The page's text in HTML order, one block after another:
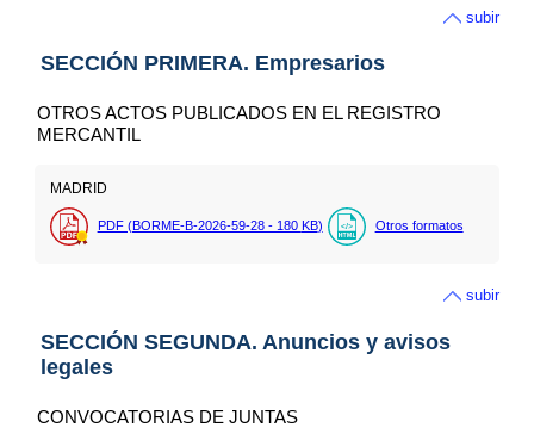
subir
SECCIÓN PRIMERA. Empresarios
OTROS ACTOS PUBLICADOS EN EL REGISTRO
MERCANTIL
MADRID
PDF (BORME-B-2026-59-28 - 180 KB) Otros formatos
subir
SECCIÓN SEGUNDA. Anuncios y avisos
legales
CONVOCATORIAS DE JUNTAS